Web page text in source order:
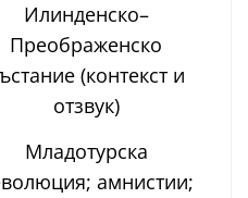
Илинденско–
Преображенско
(контекст и
отзвук)
Младотурска
амнистии;